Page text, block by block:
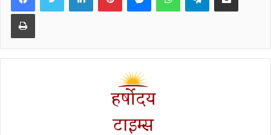
Print